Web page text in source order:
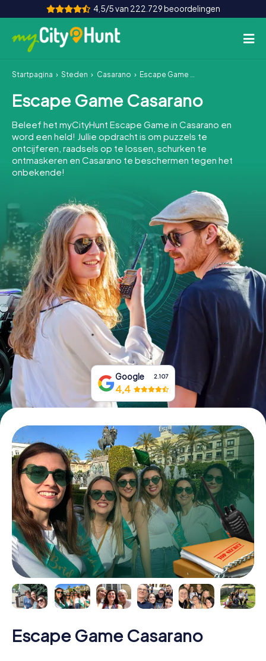
4,5/5 van 222.729 beoordelingen
Hoe het werkt
Steden
Tours
Teamevenement
INT AT CH
DE
ES
FR UK
IE
IT
NL
Boek tickets
Koop cadeaubonnen
Startpagina Steden Casarano Escape Game Casarano
Escape Game Casarano
Beleef het myCityHunt Escape Game in Casarano en
word een held! Jullie opdracht is om puzzels te
ontcijferen, raadsels op te lossen, schurken te
ontmaskeren en Casarano te beschermen tegen het
onbekende!
Google 2.107
4,4
Escape Game Casarano